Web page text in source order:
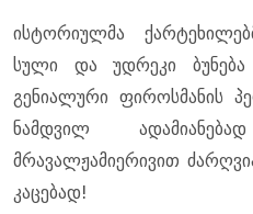
ისტორიულმა
სული და უდრეკი ბუნება
გენიალური ფიროსმანის
ნამდვილ
მრავალჟამიერივით
კაცებად!